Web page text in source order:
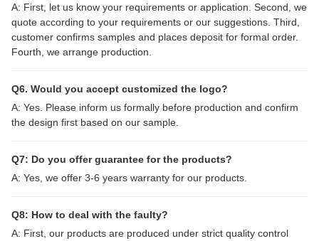
A: First, let us know your requirements or application. Second, we
quote according to your requirements or our suggestions. Third,
customer confirms samples and places deposit for formal order.
Fourth, we arrange production.
Q6. Would you accept customized the logo?
A: Yes. Please inform us formally before production and confirm
the design first based on our sample.
Q7: Do you offer guarantee for the products?
A: Yes, we offer 3-6 years warranty for our products.
Q8: How to deal with the faulty?
A: First, our products are produced under strict quality control